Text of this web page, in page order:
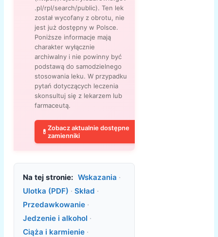
.pl/rpl/search/public). Ten lek
został wycofany z obrotu, nie
jest już dostępny w Polsce.
Poniższe informacje mają
charakter wyłącznie
archiwalny i nie powinny być
podstawą do samodzielnego
stosowania leku. W przypadku
pytań dotyczących leczenia
skonsultuj się z lekarzem lub
farmaceutą.
💊 Zobacz aktualnie dostępne
zamienniki
Na tej stronie: Wskazania ·
Ulotka (PDF) · Skład ·
Przedawkowanie ·
Jedzenie i alkohol ·
Ciąża i karmienie ·